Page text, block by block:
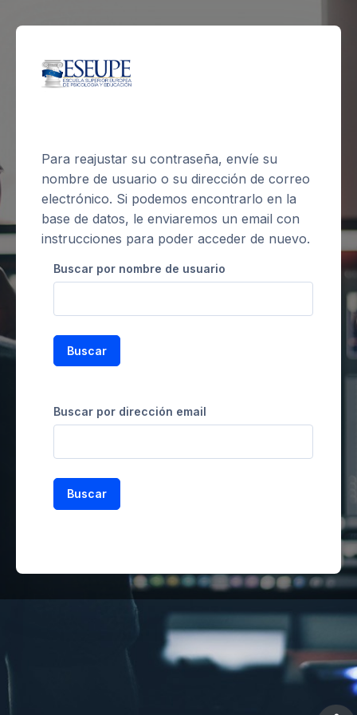
Para reajustar su contraseña, envíe su
nombre de usuario o su dirección de correo
electrónico. Si podemos encontrarlo en la
base de datos, le enviaremos un email con
instrucciones para poder acceder de nuevo.
Buscar por nombre de usuario
Buscar por dirección email